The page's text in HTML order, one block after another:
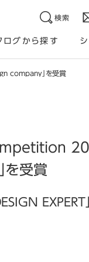
検索
ログから探す
company」を受賞
受賞
EXPERT